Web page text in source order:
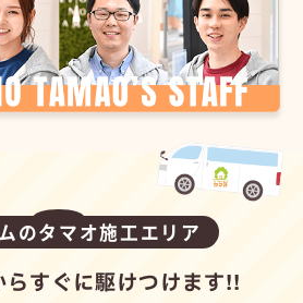
のタマオ施工エリア
すぐに駆けつけます!!